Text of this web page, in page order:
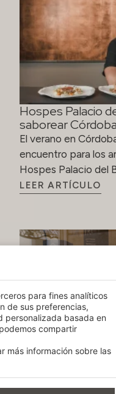
Hospes Palacio
saborear
El verano en
encuentro para los
Hospes Palacio del
LEER ARTÍCULO
para fines analíticos
de sus preferencias,
personalizada basada en
compartir
más información sobre las